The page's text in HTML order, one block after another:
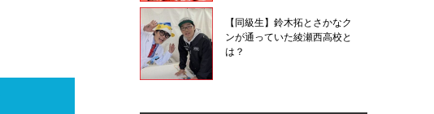
【同級生】鈴木拓とさかなク
ンが通っていた綾瀬西高校と
は？